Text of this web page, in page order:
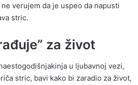
verujem da je uspeo da napusti
stric.
za život
u ljubavnoj vezi,
stric, bavi kako bi zaradio za život,